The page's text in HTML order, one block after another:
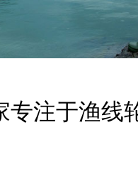
注于渔线